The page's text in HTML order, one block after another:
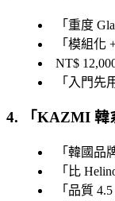
「 重度
「 模組化
NT$
「 入門先
4. 「KAZMI 韓
「 韓國品
「 比
「 品質 4.5